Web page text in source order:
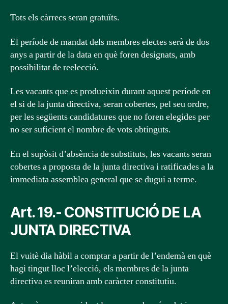
Tots els càrrecs seran gratuïts.
El període de mandat dels membres electes serà de dos
anys a partir de la data en què foren designats, amb
possibilitat de reelecció.
Les vacants que es produeixin durant aquest període en
el si de la junta directiva, seran cobertes, pel seu ordre,
per les següents candidatures que no foren elegides per
no ser suficient el nombre de vots obtinguts.
En el supòsit d’absència de substituts, les vacants seran
cobertes a proposta de la junta directiva i ratificades a la
immediata assemblea general que se dugui a terme.
Art. 19.- CONSTITUCIÓ DE LA
JUNTA DIRECTIVA
El vuitè dia hàbil a comptar a partir de l’endemà en què
hagi tingut lloc l’elecció, els membres de la junta
directiva es reuniran amb caràcter constitutiu.